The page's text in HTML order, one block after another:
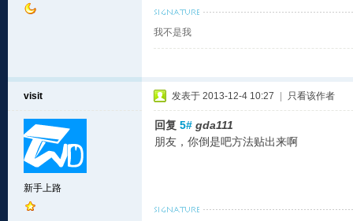
我不是我
visit
新手上路
发表于 2013-12-4 10:27 只看该作者
回复 5# gda111
朋友，你倒是吧方法贴出来啊